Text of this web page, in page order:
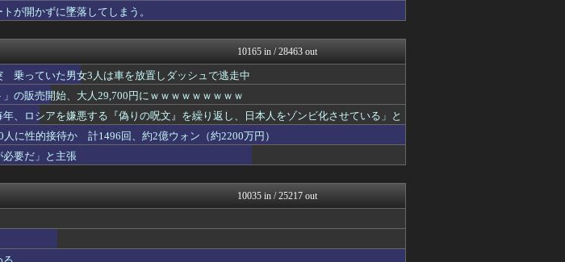
PCパーツまとめ
音まとめ
が開かずに墜落してしまう。
10165 in / 28463 out
乗っていた男女3人は車を放置しダッシュで逃走中
の販売開始、大人29,700円にｗｗｗｗｗｗｗｗｗ
年、ロシアを嫌悪する『偽りの呪文』を繰り返し、日本人をゾンビ化させている」と
人に性的接待か 計1496回、約2億ウォン（約2200万円）
要だ」と主張
10035 in / 25217 out